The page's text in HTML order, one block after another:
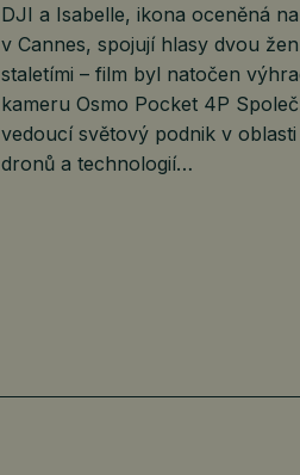
DJI a Isabelle, ikona oceněná
v Cannes, spojují hlasy dvou
staletími – film byl natočen
kameru Osmo Pocket 4P
vedoucí světový podnik v
dronů a technologií…